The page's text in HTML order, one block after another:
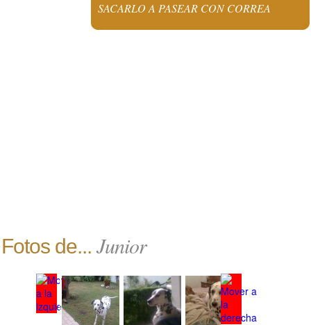
SACARLO A PASEAR CON CORREA
Fotos de... Junior